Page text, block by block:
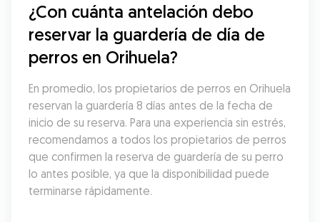
¿Con cuánta antelación debo
reservar la guardería de día de
perros en Orihuela?
En promedio, los propietarios de perros en Orihuela
reservan la guardería 8 días antes de la fecha de
inicio de su reserva. Para una experiencia sin estrés,
recomendamos a todos los propietarios de perros
que confirmen la reserva de guardería de su perro
lo antes posible, ya que la disponibilidad puede
terminarse rápidamente.